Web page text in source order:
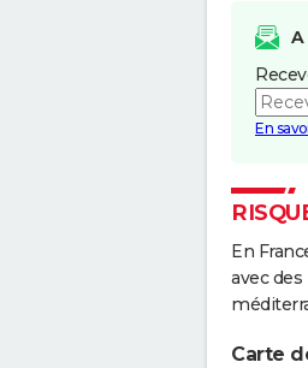
A
En
En
avec
Carte